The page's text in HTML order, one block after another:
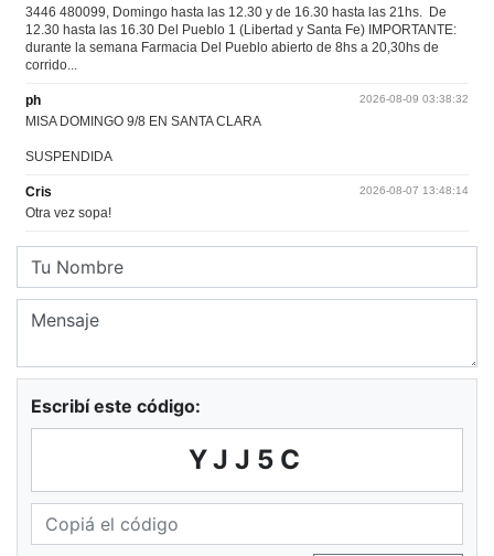
Escribí este código:
YJJ5C